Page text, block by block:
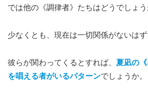
では他の《調律者》たちはどうでしょう
少なくとも、現在は一切関係がないはず
彼らが関わってくるとすれば、 夏凪の
を唱える者がいるパターンでしょうか。